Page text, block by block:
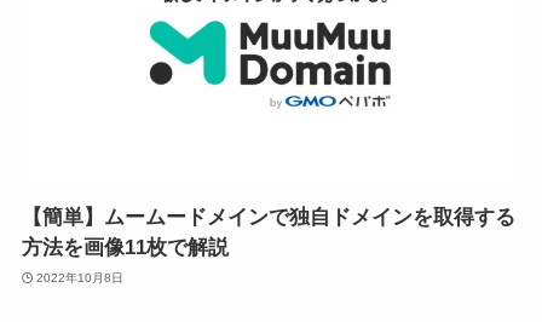
【簡単】ムームードメインで独自ドメインを取得する
方法を画像11枚で解説
2022年10月8日